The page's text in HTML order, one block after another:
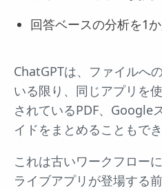
回答ベースの分析を1
ChatGPTは、ファイルへ
いる限り、同じアプリを
されているPDF、Google
イドをまとめることもでき
これは古いワークフロー
ライブアプリが登場する